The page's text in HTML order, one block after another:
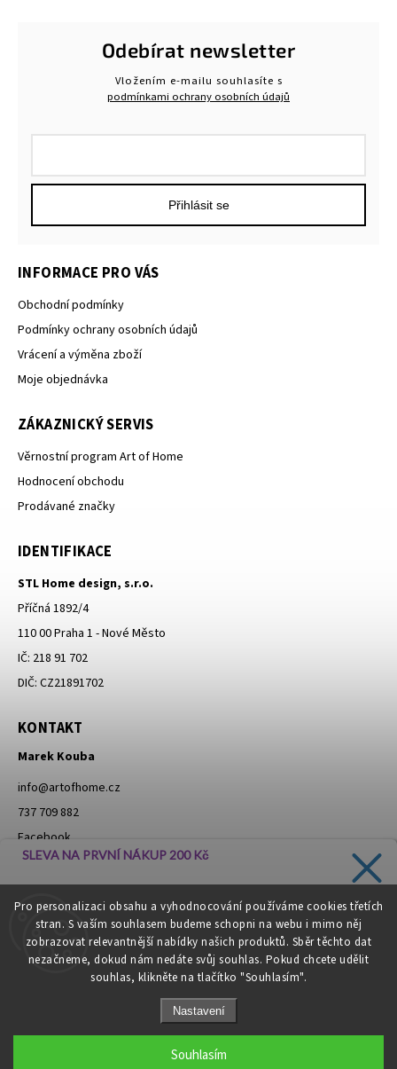
Pro personalizaci obsahu a vyhodnocování používáme cookies třetích
stran. S vaším souhlasem budeme schopni na webu i mimo něj
zobrazovat relevantnější nabídky našich produktů. Sběr těchto dat
nezačneme, dokud nám nedáte svůj souhlas. Pokud chcete udělit
souhlas, klikněte na tlačítko "Souhlasím".
Nastavení
Souhlasím
Odebírat newsletter
Vložením e-mailu souhlasíte s
podmínkami ochrany osobních údajů
Přihlásit se
INFORMACE PRO VÁS
Obchodní podmínky
Podmínky ochrany osobních údajů
Vrácení a výměna zboží
Moje objednávka
ZÁKAZNICKÝ SERVIS
Věrnostní program Art of Home
Hodnocení obchodu
Prodávané značky
IDENTIFIKACE
STL Home design, s.r.o.
Příčná 1892/4
110 00 Praha 1 - Nové Město
IČ: 218 91 702
DIČ: CZ21891702
KONTAKT
Marek Kouba
info@artofhome.cz
737 709 882
Facebook
Instagram
Moje objednávka - odstoupení od smlouvy
SLEVA NA PRVNÍ NÁKUP 200 Kč
slevách přímo do vaší schránky!
Zásady zpracování osobních údajů